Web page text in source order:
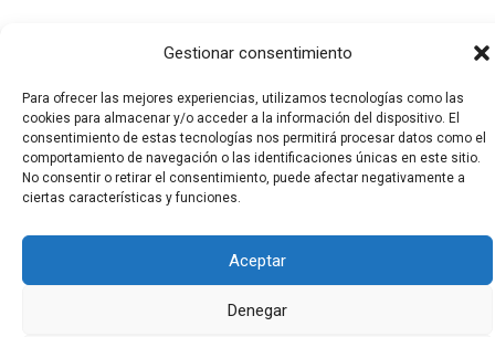
Gestionar consentimiento
Para ofrecer las mejores experiencias, utilizamos tecnologías como las
cookies para almacenar y/o acceder a la información del dispositivo. El
consentimiento de estas tecnologías nos permitirá procesar datos como el
comportamiento de navegación o las identificaciones únicas en este sitio.
No consentir o retirar el consentimiento, puede afectar negativamente a
ciertas características y funciones.
Aceptar
Denegar
Todos los derechos © 2026 El Funerario Digital | Funciona
gracias aTema Astra para WordPress